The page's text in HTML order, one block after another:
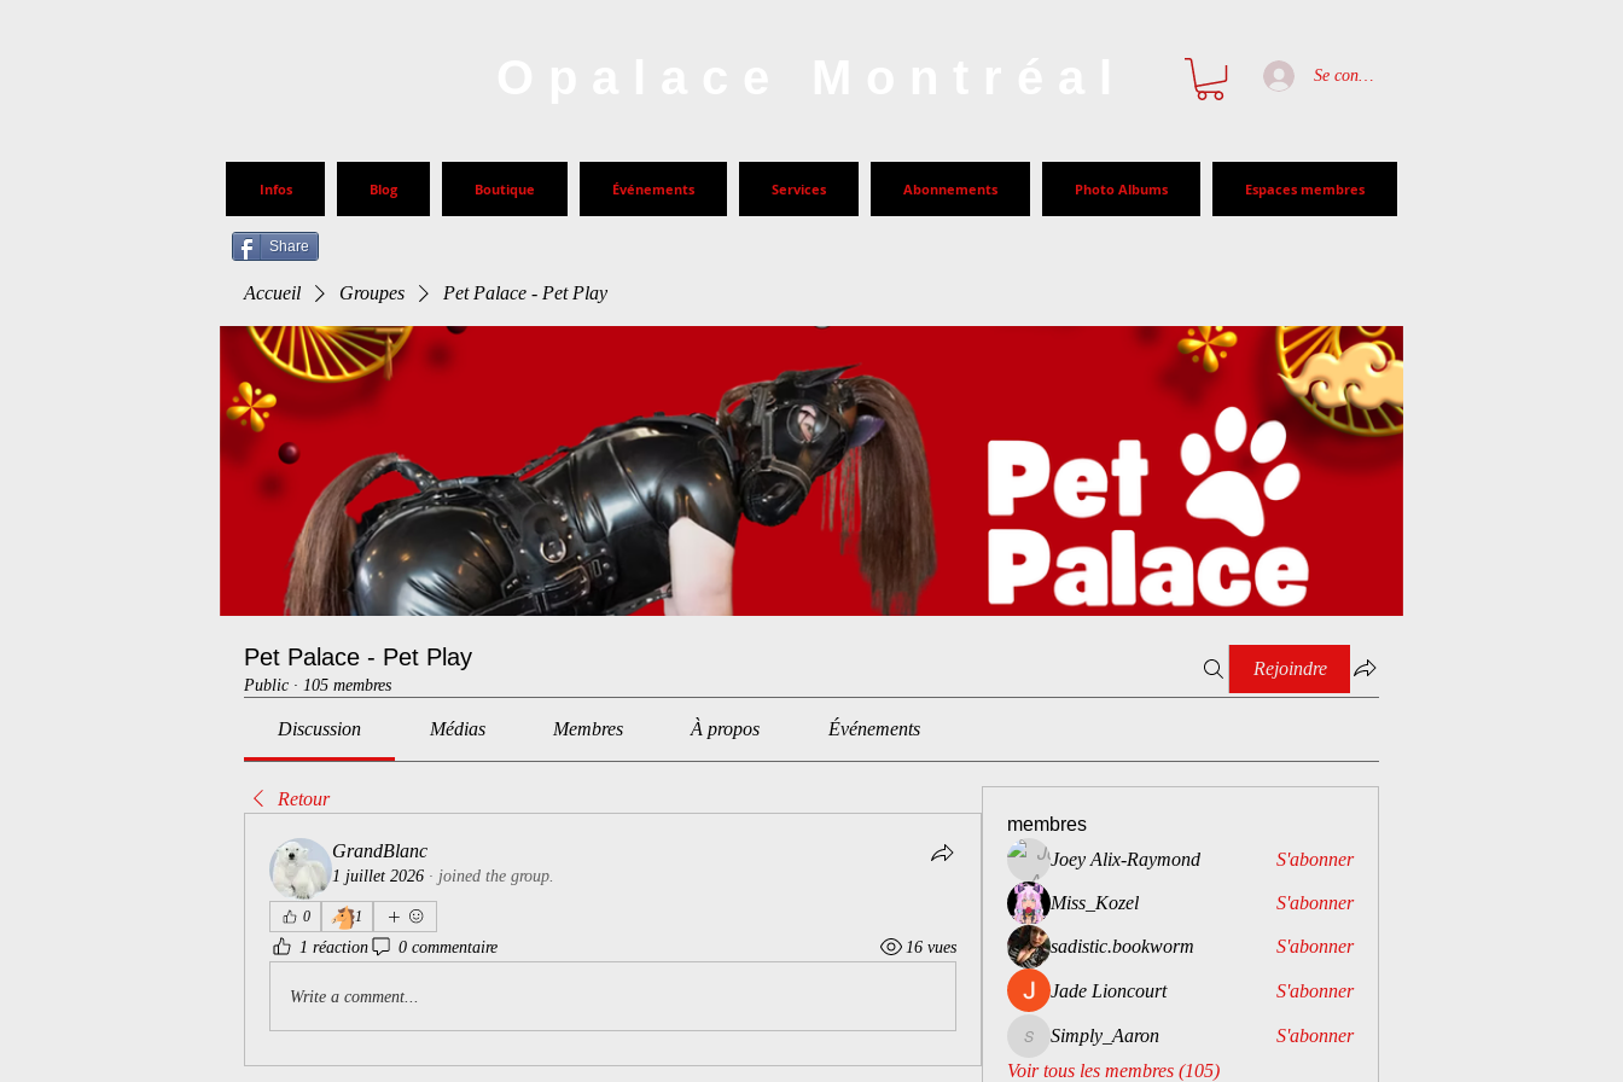
Se connecter
Infos Blog Boutique Événements Services Abonnements Photo Albums Espaces membres
Share
Accueil Groupes Pet Palace - Pet Play
Pet Palace - Pet Play
Public · 105 membres
Rejoindre
Discussion Médias Membres À propos Événements
Retour
GrandBlanc
1 juillet 2026 · joined the group.
0 🐴1
1 réaction 0 commentaire 16 vues
Write a comment...
membres
Joey Alix-Raymond
S'abonner
Miss_Kozel S'abonner
sadistic.bookworm S'abonner
Jade Lioncourt S'abonner
Simply_Aaron
Simply_Aaron
S'abonner
Voir tous les membres (105)